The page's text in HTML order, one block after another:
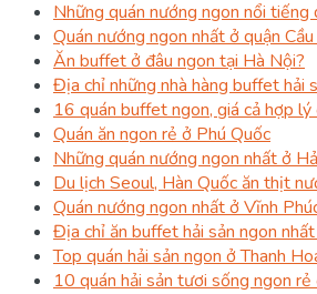
Những quán nướng ngon nổi
Quán nướng ngon nhất ở quận
Ăn buffet ở đâu ngon tại Hà Nội?
Địa chỉ những nhà hàng buffet hải
16 quán buffet ngon, giá cả hợp
Quán ăn ngon rẻ ở Phú Quốc
Những quán nướng ngon nhất ở
Du lịch Seoul, Hàn Quốc ăn thịt
Quán nướng ngon nhất ở Vĩnh
Địa chỉ ăn buffet hải sản ngon nhất
Top quán hải sản ngon ở Thanh
10 quán hải sản tươi sống ngon